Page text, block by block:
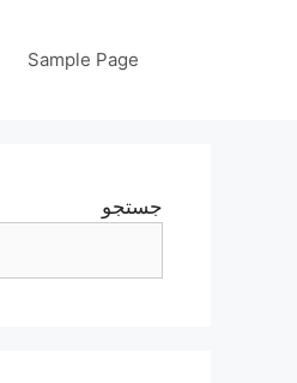
Sample Page
جستجو